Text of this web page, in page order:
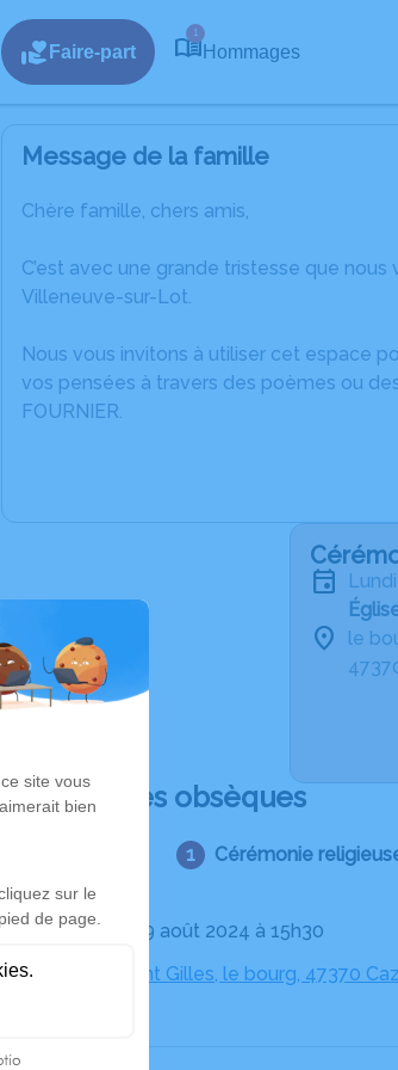
Faire-part
1
Hommages
Message de la famille
Chère famille, chers amis,
C’est avec une grande tristesse que
Villeneuve-sur-Lot.
Nous vous invitons à utiliser cet espace
vos pensées à travers des poèmes ou
FOURNIER.
le
Déroulé des obsèques
Cérémonie
Le lundi 19 août 2024 à 15h30
Église Saint Gilles, le bourg, 47370